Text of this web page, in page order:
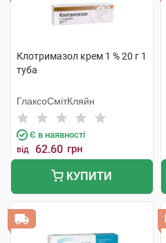
Клотримазол крем 1 % 20 г 1
туба
ГлаксоСмітКляйн
Є в наявності
від 62.60 грн
КУПИТИ